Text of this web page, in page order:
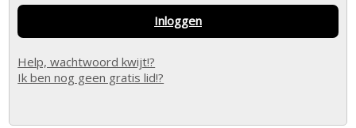
Inloggen
Help, wachtwoord kwijt!?
Ik ben nog geen gratis lid!?